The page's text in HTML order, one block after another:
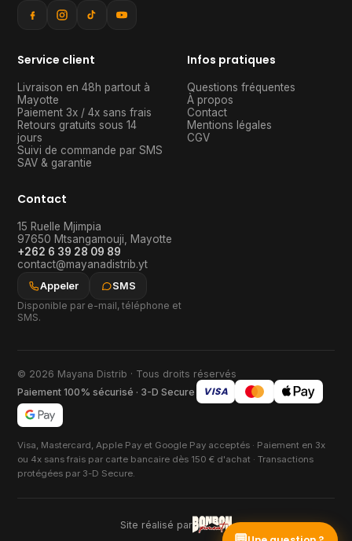
Service client
Livraison en 48h partout à
Mayotte
Paiement 3x / 4x sans frais
Retours gratuits sous 14
jours
Suivi de commande par SMS
SAV & garantie
Infos pratiques
Questions fréquentes
À propos
Contact
Mentions légales
CGV
Contact
15 Ruelle Mjimpia
97650 Mtsangamouji
Mayotte
+262 6 39 28 09 89
contact@mayanadistrib.yt
Appeler
SMS
Disponible par e-mail, téléphone et
SMS.
© 2026 Mayana Distrib · Tous droits réservés
Paiement 100% sécurisé · 3-D Secure
VISA
Visa, Mastercard, Apple Pay et Google Pay acceptés · Paiement en 3x
ou 4x sans frais par carte bancaire dès 150 € d'achat · Transactions
protégées par 3-D Secure.
Site réalisé par